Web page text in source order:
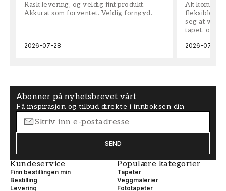
Rask levering, og veldig fint produkt.
Akkurat som forventet. Veldig fornøyd.
2026-07-28
Alt kom
fleksible på
seg at vi
tapet, og
2026-07-04
Abonner på nyhetsbrevet vårt
Få inspirasjon og tilbud direkte i innboksen din
SEND
Kundeservice
Finn bestillingen min
Bestilling
Levering
Populære kategorier
Tapeter
Veggmalerier
Fototapeter